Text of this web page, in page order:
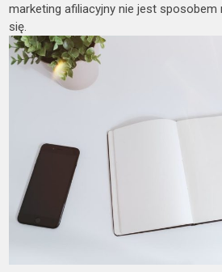
marketing afiliacyjny nie jest sposobem
się.